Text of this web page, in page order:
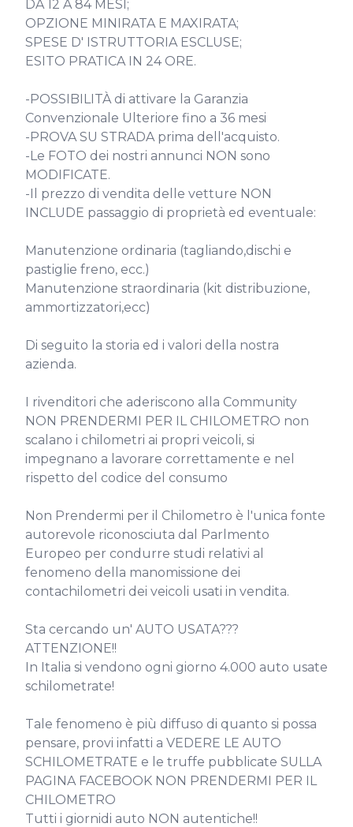
DA 12 A 84 MESI;
OPZIONE MINIRATA E MAXIRATA;
SPESE D' ISTRUTTORIA ESCLUSE;
ESITO PRATICA IN 24 ORE.
-POSSIBILITÀ di attivare la Garanzia
Convenzionale Ulteriore fino a 36 mesi
-PROVA SU STRADA prima dell'acquisto.
-Le FOTO dei nostri annunci NON sono
MODIFICATE.
-Il prezzo di vendita delle vetture NON
INCLUDE passaggio di proprietà ed eventuale:
Manutenzione ordinaria (tagliando,dischi e
pastiglie freno, ecc.)
Manutenzione straordinaria (kit distribuzione,
ammortizzatori,ecc)
Di seguito la storia ed i valori della nostra
azienda.
I rivenditori che aderiscono alla Community
NON PRENDERMI PER IL CHILOMETRO non
scalano i chilometri ai propri veicoli, si
impegnano a lavorare correttamente e nel
rispetto del codice del consumo
Non Prendermi per il Chilometro è l'unica fonte
autorevole riconosciuta dal Parlmento
Europeo per condurre studi relativi al
fenomeno della manomissione dei
contachilometri dei veicoli usati in vendita.
Sta cercando un' AUTO USATA???
ATTENZIONE!!
In Italia si vendono ogni giorno 4.000 auto usate
schilometrate!
Tale fenomeno è più diffuso di quanto si possa
pensare, provi infatti a VEDERE LE AUTO
SCHILOMETRATE e le truffe pubblicate SULLA
PAGINA FACEBOOK NON PRENDERMI PER IL
CHILOMETRO
Tutti i giornidi auto NON autentiche!!